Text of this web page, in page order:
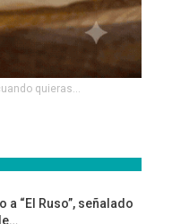
quieras...
a “El Ruso”, señalado